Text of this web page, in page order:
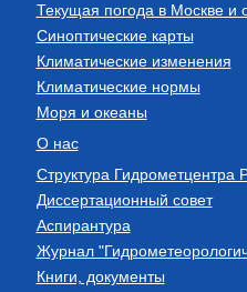
Текущая погода в Москве и
Синоптические карты
Климатические изменения
Климатические нормы
Моря и океаны
О нас
Структура Гидрометцентра
Диссертационный совет
Аспирантура
Журнал
Книги, документы